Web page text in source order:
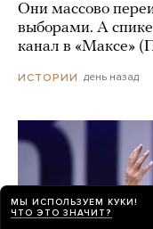
Они массово
выборами. А
канал в «Максе»
ИСТОРИИ день назад
МЫ ИСПОЛЬЗУЕМ КУКИ!
ЧТО ЭТО ЗНАЧИТ?